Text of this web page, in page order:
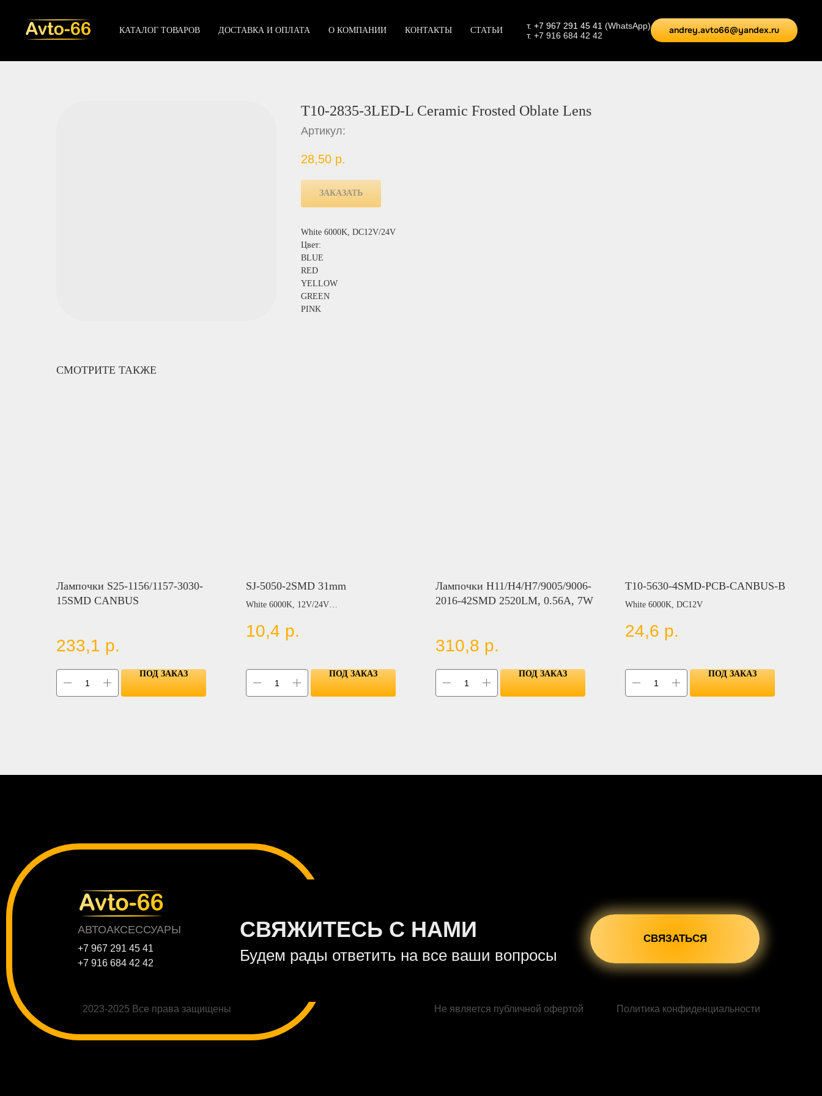
КАТАЛОГ ТОВАРОВ ДОСТАВКА И ОПЛАТА О КОМПАНИИ КОНТАКТЫ СТАТЬИ т. +7 967 291 45 41 (WhatsApp)
т. +7 916 684 42 42
andrey.avto66@yandex.ru
T10-2835-3LED-L Ceramic Frosted Oblate Lens
Артикул:
28,50 р.
ЗАКАЗАТЬ
White 6000K, DC12V/24V
Цвет:
BLUE
RED
YELLOW
GREEN
PINK
СМОТРИТЕ ТАКЖЕ
Лампочки S25-1156/1157-3030-
15SMD CANBUS
233,1 р.
ПОД ЗАКАЗ
SJ-5050-2SMD 31mm
White 6000K, 12V/24V
Цвет:
YELLOW
GREEN
10,4 р.
ПОД ЗАКАЗ
Лампочки H11/H4/H7/9005/9006-
2016-42SMD 2520LM, 0.56A, 7W
310,8 р.
ПОД ЗАКАЗ
T10-5630-4SMD-PCB-CANBUS-B
White 6000K, DC12V
24,6 р.
ПОД ЗАКАЗ
2023-2025 Все права защищены Не является публичной офертой Политика конфиденциальности
СВЯЗАТЬСЯ
Будем рады ответить на все ваши вопросы
СВЯЖИТЕСЬ С НАМИ
АВТОАКСЕССУАРЫ
+7 967 291 45 41
+7 916 684 42 42